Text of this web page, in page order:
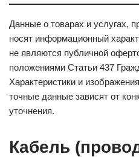
Данные о товарах и услугах,
носят информационный
не являются публичной
положениями Статьи 437
Характеристики и
точные данные зависят от
уточнения.
Кабель